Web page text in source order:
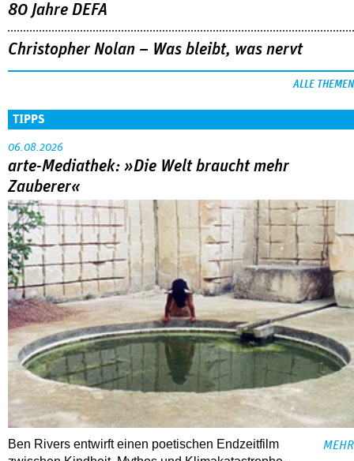
80 Jahre DEFA
Christopher Nolan – Was bleibt, was nervt
ALLE THEMEN
TIPPS
06.08.2026
arte-Mediathek: »Die Welt braucht mehr
Zauberer«
Ben Rivers entwirft einen poetischen Endzeitfilm
MEHR